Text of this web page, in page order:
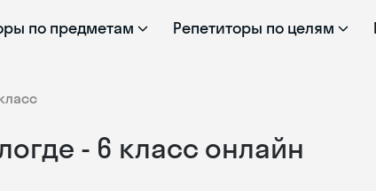
по предметам Репетиторы по целям
- 6 класс онлайн